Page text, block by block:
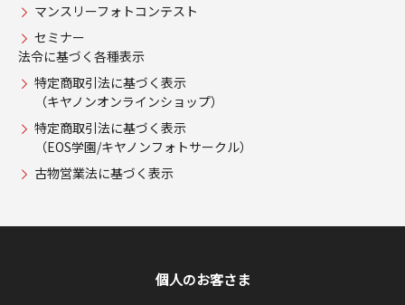
マンスリーフォトコンテスト
セミナー
法令に基づく各種表示
特定商取引法に基づく表示
（キヤノンオンラインショップ）
特定商取引法に基づく表示
（EOS学園/キヤノンフォトサークル）
古物営業法に基づく表示
個人のお客さま